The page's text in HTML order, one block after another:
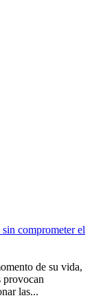
comprometer el
de su vida,
provocan
las...